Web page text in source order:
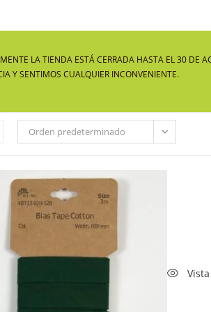
LA TIENDA ESTÁ CERRADA HASTA EL 30 DE
Y SENTIMOS CUALQUIER INCONVENIENTE.
Orden predeterminado
Vista